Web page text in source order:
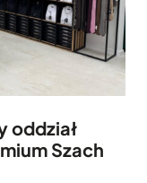
oddział
Szach